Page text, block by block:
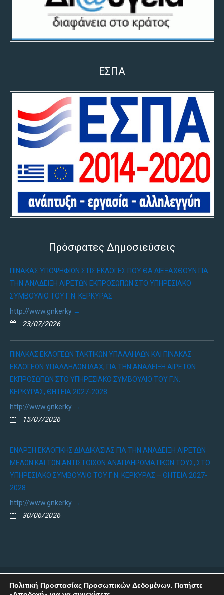
ΕΣΠΑ
Πρόσφατες Δημοσιεύσεις
ΠΊΝΑΚΑΣ ΥΠΟΨΗΦΊΩΝ ΣΤΙΣ ΕΚΛΟΓΈΣ ΠΟΥ ΘΑ ΔΙΕΞΑΧΘΟΎΝ ΓΙΑ
ΤΗΝ ΑΝΆΔΕΙΞΗ ΑΙΡΕΤΏΝ ΕΚΠΡΟΣΏΠΩΝ ΣΤΟ ΥΠΗΡΕΣΙΑΚΌ
ΣΥΜΒΟΎΛΙΟ ΤΟΥ Γ.Ν. ΚΈΡΚΥΡΑΣ
http://www.gnkerky
23/07/2026
ΠΊΝΑΚΑΣ ΕΚΛΟΓΈΩΝ ΤΑΚΤΙΚΏΝ ΥΠΑΛΛΉΛΩΝ ΚΑΙ ΠΊΝΑΚΑΣ
ΕΚΛΟΓΈΩΝ ΥΠΑΛΛΉΛΩΝ ΙΔΑΧ, ΓΙΑ ΤΗΝ ΑΝΆΔΕΙΞΗ ΑΙΡΕΤΏΝ
ΕΚΠΡΟΣΏΠΩΝ ΣΤΟ ΥΠΗΡΕΣΙΑΚΌ ΣΥΜΒΟΎΛΙΟ ΤΟΥ Γ.Ν.
ΚΈΡΚΥΡΑΣ, ΘΗΤΕΊΑ 2027-2028.
http://www.gnkerky
15/07/2026
ΈΝΑΡΞΗ ΕΚΛΟΓΙΚΉΣ ΔΙΑΔΙΚΑΣΊΑΣ ΓΙΑ ΤΗΝ ΑΝΆΔΕΙΞΗ ΑΙΡΕΤΏΝ
ΜΕΛΏΝ ΚΑΙ ΤΩΝ ΑΝΤΊΣΤΟΙΧΩΝ ΑΝΑΠΛΗΡΩΜΑΤΙΚΏΝ ΤΟΥΣ, ΣΤΟ
ΥΠΗΡΕΣΙΑΚΌ ΣΥΜΒΟΎΛΙΟ ΤΟΥ Γ.Ν. ΚΈΡΚΥΡΑΣ – ΘΗΤΕΙΑ 2027-
2028.
http://www.gnkerky
30/06/2026
Copyright © 2019 - ΓΕΝΙΚΟ ΝΟΣΟΚΟΜΕΙΟ ΚΕΡΚΥΡΑΣ
Πολιτική Προστασίας Προσωπικών Δεδομένων. Πατήστε